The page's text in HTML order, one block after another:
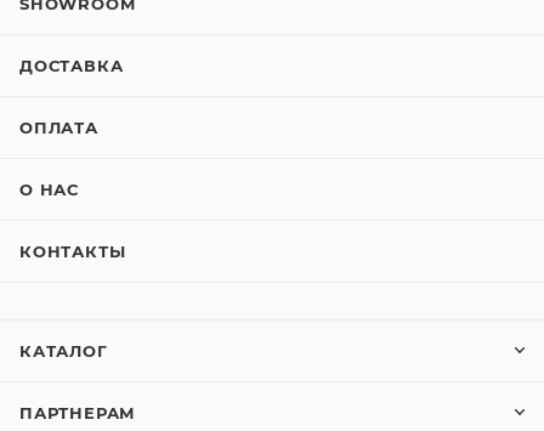
ДОСТАВКА
ОПЛАТА
О НАС
КОНТАКТЫ
КАТАЛОГ
ПАРТНЕРАМ